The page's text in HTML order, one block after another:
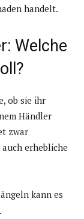
handelt.
Welche
ob sie ihr
Händler
zwar
erhebliche
kann es